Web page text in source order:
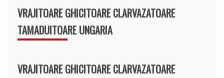
VRAJITOARE GHICITOARE CLARVAZATOARE
TAMADUITOARE UNGARIA
VRAJITOARE GHICITOARE CLARVAZATOARE